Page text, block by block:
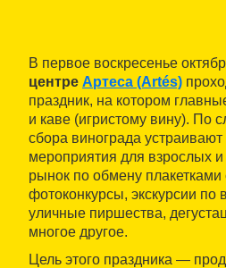
В первое воскресенье
центре Артеса (Artés)
праздник, на котором
и каве (игристому вину). По
сбора винограда
мероприятия для взрослых и
рынок по обмену плакетками
фотоконкурсы, экскурсии по
уличные пиршества,
многое другое.
Цель этого праздника —